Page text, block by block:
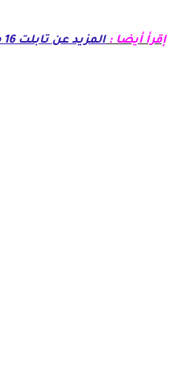
إقرأ أيضا : المزيد عن تابلت Blackview Tab 16 من هنا